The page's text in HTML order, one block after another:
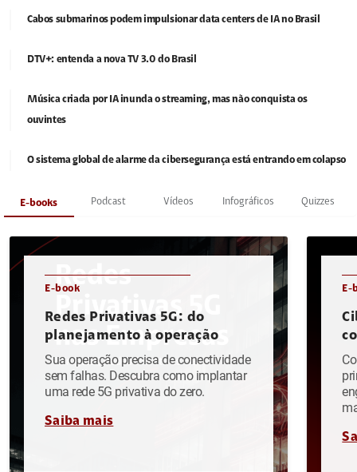
Cabos submarinos podem impulsionar data centers de IA no Brasil
DTV+: entenda a nova TV 3.0 do Brasil
Música criada por IA inunda o streaming, mas não conquista os
ouvintes
O sistema global de alarme da cibersegurança está entrando em colapso
E-books Podcast Vídeos Infográficos Quizzes
E-book
Redes Privativas 5G: do
planejamento à operação
Sua operação precisa de conectividade
sem falhas. Descubra como implantar
uma rede 5G privativa do zero.
Saiba mais
E-